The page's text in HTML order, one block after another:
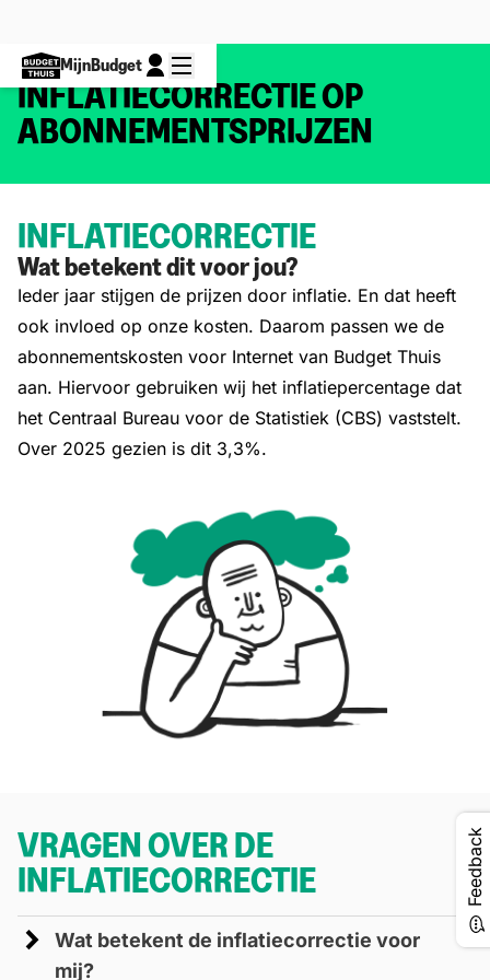
MijnBudget
INFLATIECORRECTIE OP
ABONNEMENTSPRIJZEN
INFLATIECORRECTIE
Wat betekent dit voor jou?
Ieder jaar stijgen de prijzen door inflatie. En dat heeft
ook invloed op onze kosten. Daarom passen we de
abonnementskosten voor Internet van Budget Thuis
aan. Hiervoor gebruiken wij het inflatiepercentage dat
het Centraal Bureau voor de Statistiek (CBS) vaststelt.
Over 2025 gezien is dit 3,3%.
VRAGEN OVER DE
INFLATIECORRECTIE
Wat betekent de inflatiecorrectie voor
mij?
Feedback